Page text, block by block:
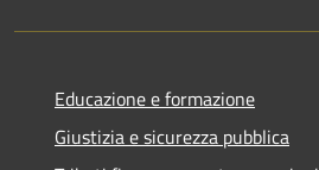
Educazione e formazione
Giustizia e sicurezza pubblica